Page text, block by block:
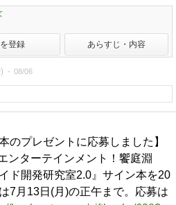
登録 あらすじ・内容
) 08/06
のプレゼントに応募しました】
ンターテインメント！饗庭淵
ド開発研究室2.0』サイン本を20
7月13日(月)の正午まで。応募は